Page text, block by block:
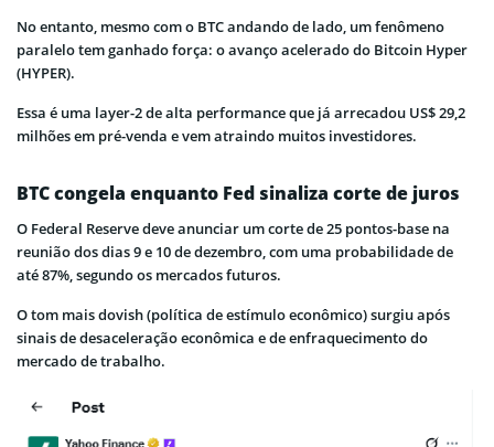
No entanto, mesmo com o BTC andando de lado, um fenômeno
paralelo tem ganhado força: o avanço acelerado do Bitcoin Hyper
(HYPER).
Essa é uma layer-2 de alta performance que já arrecadou US$ 29,2
milhões em pré-venda e vem atraindo muitos investidores.
BTC congela enquanto Fed sinaliza corte de juros
O Federal Reserve deve anunciar um corte de 25 pontos-base na
reunião dos dias 9 e 10 de dezembro, com uma probabilidade de
até 87%, segundo os mercados futuros.
O tom mais dovish (política de estímulo econômico) surgiu após
sinais de desaceleração econômica e de enfraquecimento do
mercado de trabalho.